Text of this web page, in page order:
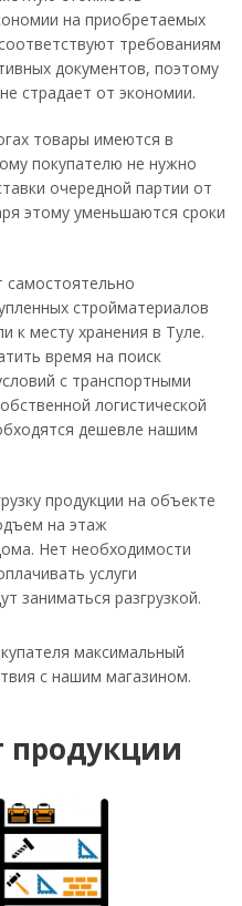
на приобретаемых
требованиям
документов, поэтому
страдает от экономии.
товары имеются в
покупателю не нужно
очередной партии от
этому уменьшаются сроки
стройматериалов
к месту хранения в Туле.
время на поиск
с транспортными
логистической
дешевле нашим
продукции на объекте
на этаж
Нет необходимости
услуги
заниматься разгрузкой.
максимальный
с нашим магазином.
продукции